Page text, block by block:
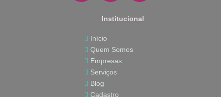
c
e
b
n
t
a
h
Institucional
Início
Quem Somos
Empresas
Serviços
Blog
Cadastro